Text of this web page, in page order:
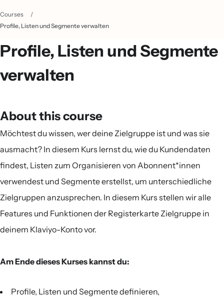
Courses
/
Profile, Listen und Segmente verwalten
Profile, Listen und Segmente
verwalten
About this course
Möchtest du wissen, wer deine Zielgruppe ist und was sie
ausmacht? In diesem Kurs lernst du, wie du Kundendaten
findest, Listen zum Organisieren von Abonnent*innen
verwendest und Segmente erstellst, um unterschiedliche
Zielgruppen anzusprechen. In diesem Kurs stellen wir alle
Features und Funktionen der Registerkarte Zielgruppe in
deinem Klaviyo-Konto vor.
Am Ende dieses Kurses kannst du:
Profile, Listen und Segmente definieren,